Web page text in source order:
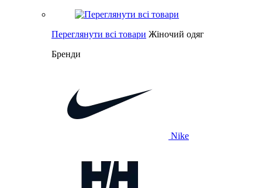
Переглянути всі товари Жіночий одяг
Бренди
Nike